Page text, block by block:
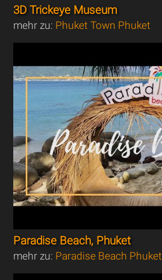
3D Trickeye Museum
mehr zu: Phuket Town Phuket
Paradise Beach, Phuket
mehr zu: Paradise Beach Phuket